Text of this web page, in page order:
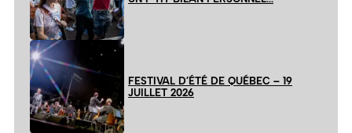
FESTIVAL D’ÉTÉ DE QUÉBEC – 19
JUILLET 2026